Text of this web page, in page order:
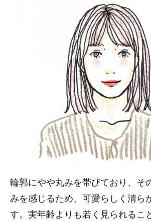
輪郭にやや丸みを帯びており、そ
みを感じるため、可愛らしく清ら
す。実年齢よりも若く見られるこ